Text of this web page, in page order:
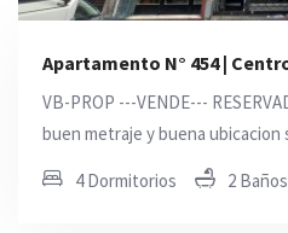
Apartamento N° 454 |
VB-PROP ---VENDE---
buen metraje y buena ubicacion
4 Dormitorios 2 Baños